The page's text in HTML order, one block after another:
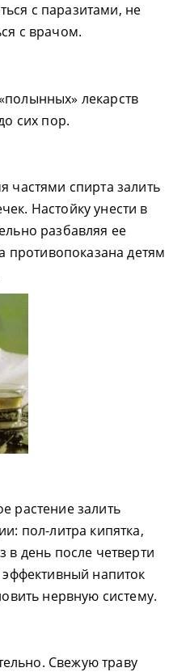
с паразитами, не
с врачом.
лекарств
сих пор.
частями спирта залить
Настойку унести в
разбавляя ее
противопоказана детям
растение залить
пол-литра кипятка,
в день после четверти
напиток
нервную систему.
Свежую траву